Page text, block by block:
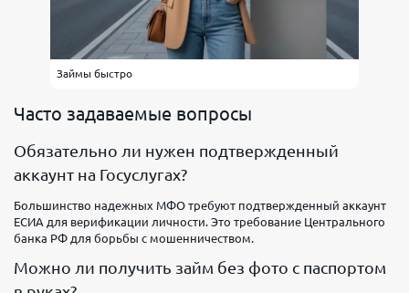
Займы быстро
Часто задаваемые вопросы
Обязательно ли нужен подтвержденный
аккаунт на Госуслугах?
Большинство надежных МФО требуют подтвержденный аккаунт
ЕСИА для верификации личности. Это требование Центрального
банка РФ для борьбы с мошенничеством.
Можно ли получить займ без фото с паспортом